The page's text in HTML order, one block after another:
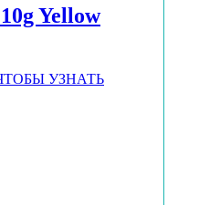
Yellow
УЗНАТЬ